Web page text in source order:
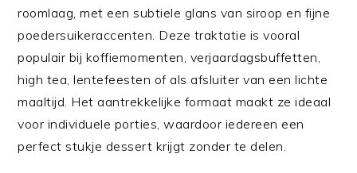
roomlaag, met een subtiele glans van siroop en fijne
poedersuikeraccenten. Deze traktatie is vooral
populair bij koffiemomenten, verjaardagsbuffetten,
high tea, lentefeesten of als afsluiter van een lichte
maaltijd. Het aantrekkelijke formaat maakt ze ideaal
voor individuele porties, waardoor iedereen een
perfect stukje dessert krijgt zonder te delen.